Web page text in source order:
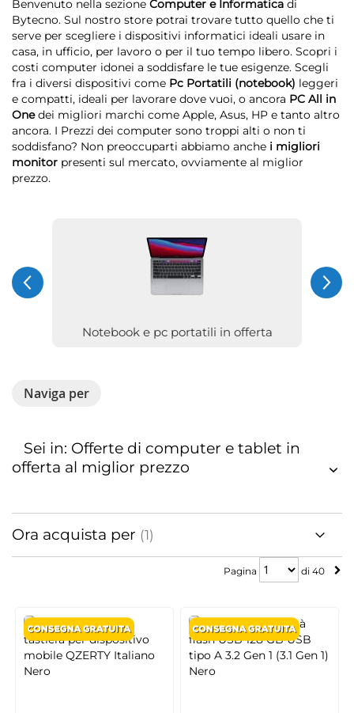
Benvenuto nella sezione Computer e Informatica di
Bytecno. Sul nostro store potrai trovare tutto quello che ti
serve per scegliere i dispositivi informatici ideali usare in
casa, in ufficio, per lavoro o per il tuo tempo libero. Scopri i
costi computer idonei a soddisfare le tue esigenze. Scegli
fra i diversi dispositivi come Pc Portatili (notebook) leggeri
e compatti, ideali per lavorare dove vuoi, o ancora PC All in
Onedei migliori marchi come Apple, Asus, HP e tanto altro
ancora. I Prezzi dei computer sono troppi alti o non ti
soddisfano? Non preoccuparti abbiamo anche i migliori
monitor presenti sul mercato, ovviamente al miglior
prezzo.
Notebook e pc portatili in offerta
Pagina
Pagina di 40
Sei in: Offerte di computer e tablet in
offerta al miglior prezzo
Naviga per
Ora acquista per